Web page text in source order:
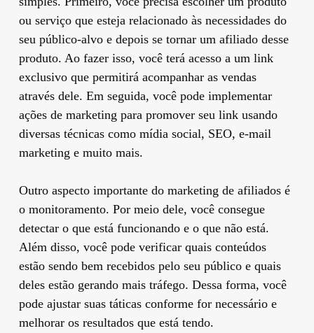
ou serviço que esteja relacionado às necessidades do
seu público-alvo e depois se tornar um afiliado desse
produto. Ao fazer isso, você terá acesso a um link
exclusivo que permitirá acompanhar as vendas
através dele. Em seguida, você pode implementar
ações de marketing para promover seu link usando
diversas técnicas como mídia social, SEO, e-mail
marketing e muito mais.
Outro aspecto importante do marketing de afiliados é
o monitoramento. Por meio dele, você consegue
detectar o que está funcionando e o que não está.
Além disso, você pode verificar quais conteúdos
estão sendo bem recebidos pelo seu público e quais
deles estão gerando mais tráfego. Dessa forma, você
pode ajustar suas táticas conforme for necessário e
melhorar os resultados que está tendo.